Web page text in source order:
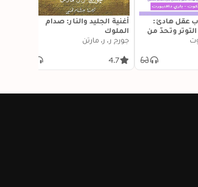
عقل هادئ:
وتحدّ من
وتقضي على
أغنية الجليد والنار: صدام
الملوك
جورج ر. ر. مارتن
4.7